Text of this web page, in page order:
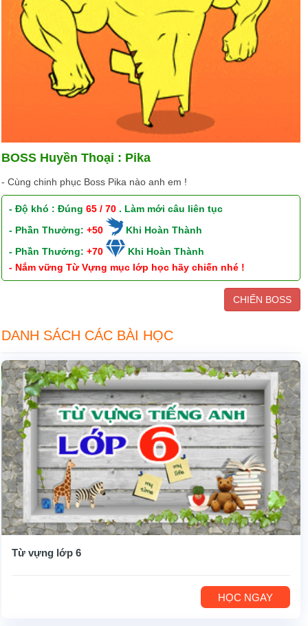
BOSS Huyền Thoại : Pika
- Cùng chinh phục Boss Pika nào anh em !
- Độ khó : Đúng65 / 70 . Làm mới câu liên tục
- Phần Thưởng:+50
Khi Hoàn Thành
- Phần Thưởng:+70
Khi Hoàn Thành
- Nắm vững Từ Vựng mục lớp học hãy chiến nhé !
CHIẾN BOSS
DANH SÁCH CÁC BÀI HỌC
Từ vựng lớp 6
HỌC NGAY